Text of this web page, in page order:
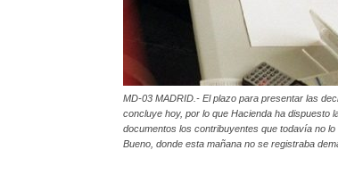
MD-03 MADRID.- El plazo para presentar las
concluye hoy, por lo que Hacienda ha dispuesto
documentos los contribuyentes que todavía no
Bueno, donde esta mañana no se registraba